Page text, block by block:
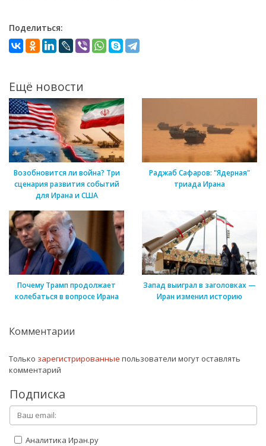
Поделиться:
Ещё новости
Возобновится ли война? Три
сценария развития событий
для Ирана и США
Раджаб Сафаров: "Ядерная"
триада Ирана
Почему Трамп продолжает
колебаться в вопросе Ирана
Запад выиграл в заголовках —
Иран изменил историю
Комментарии
Только зарегистрированные пользователи могут оставлять
комментарий
Подписка
Аналитика Иран.ру